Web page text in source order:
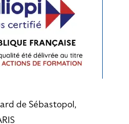
de Sébastopol,